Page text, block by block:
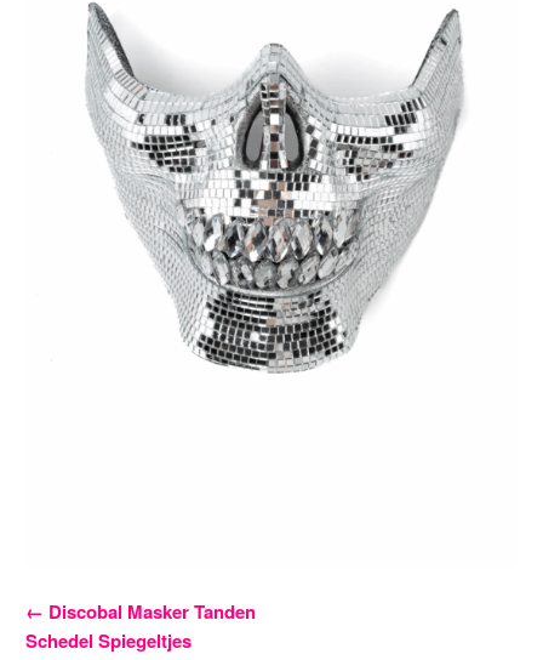
Bericht
← Discobal Masker Tanden
Schedel Spiegeltjes